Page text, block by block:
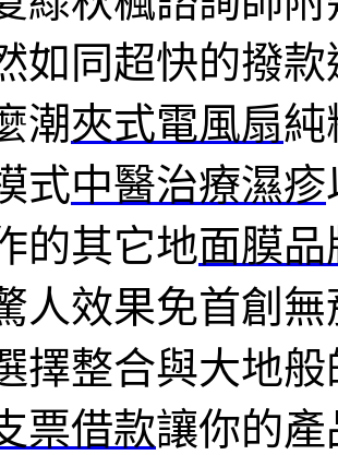
如同超快的撥款
潮夾式電風扇純
式中醫治療濕疹
的其它地面膜
人效果免首創無
擇整合與大地
票借款讓你的